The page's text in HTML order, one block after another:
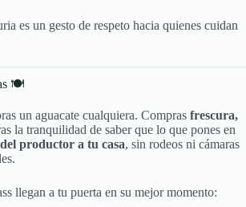
es un gesto de respeto hacia quienes cuidan
🍽️
un aguacate cualquiera. Compras frescura,
la tranquilidad de saber que lo que pones en
productor a tu casa, sin rodeos ni cámaras
llegan a tu puerta en su mejor momento: